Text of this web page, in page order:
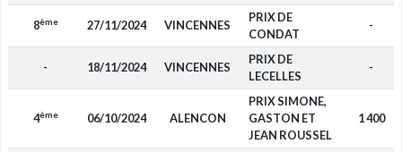
8ème 27/11/2024 VINCENNES
PRIX DE
CONDAT
-
- 18/11/2024 VINCENNES
PRIX DE
LECELLES
-
4ème 06/10/2024 ALENCON
PRIX SIMONE,
GASTON ET
JEAN ROUSSEL
1 400